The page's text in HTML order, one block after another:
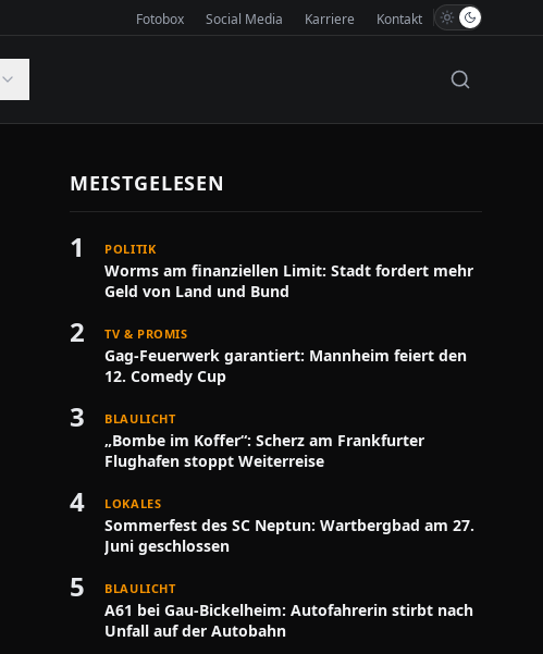
Fotobox Social Media Karriere Kontakt
MEISTGELESEN
1 POLITIK
Worms am finanziellen Limit: Stadt fordert mehr
Geld von Land und Bund
2 TV & PROMIS
Gag-Feuerwerk garantiert: Mannheim feiert den
12. Comedy Cup
3 BLAULICHT
„Bombe im Koffer“: Scherz am Frankfurter
Flughafen stoppt Weiterreise
4 LOKALES
Sommerfest des SC Neptun: Wartbergbad am 27.
Juni geschlossen
5 BLAULICHT
A61 bei Gau-Bickelheim: Autofahrerin stirbt nach
Unfall auf der Autobahn